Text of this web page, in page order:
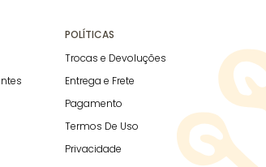
POLÍTICAS
Trocas e Devoluções
Entrega e Frete
Pagamento
Termos De Uso
Privacidade